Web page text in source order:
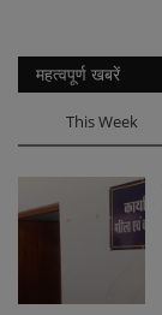
महत्वपूर्ण खबरें
This Week